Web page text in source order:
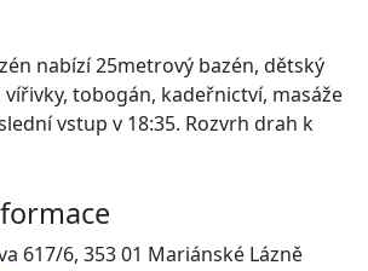
nabízí 25metrový bazén, dětský
tobogán, kadeřnictví, masáže
vstup v 18:35. Rozvrh drah k
617/6, 353 01 Mariánské Lázně